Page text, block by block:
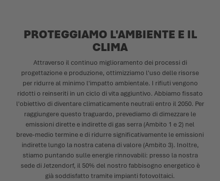
PROTEGGIAMO L'AMBIENTE E IL
CLIMA
Attraverso il continuo miglioramento dei processi di
progettazione e produzione, ottimizziamo l'uso delle risorse
per ridurre al minimo l'impatto ambientale. I rifiuti vengono
ridotti o reinseriti in un ciclo di vita aggiuntivo. Abbiamo fissato
l'obiettivo di diventare climaticamente neutrali entro il 2050. Per
raggiungere questo traguardo, prevediamo di dimezzare le
emissioni dirette e indirette di gas serra (Ambito 1 e 2) nel
breve-medio termine e di ridurre significativamente le emissioni
indirette lungo la nostra catena di valore (Ambito 3). Inoltre,
stiamo puntando sulle energie rinnovabili: presso la nostra
sede di Jetzendorf, il 50% del nostro fabbisogno energetico è
già soddisfatto tramite impianti fotovoltaici.